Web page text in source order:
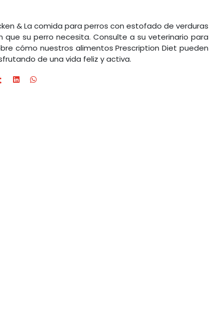
& La comida para perros con estofado de verduras
que su perro necesita. Consulte a su veterinario para
cómo nuestros alimentos Prescription Diet pueden
de una vida feliz y activa.